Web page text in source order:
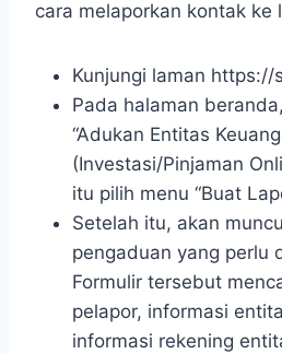
cara melaporkan kontak ke
Kunjungi laman https://
Pada halaman
“Adukan Entitas
(Investasi/Pinjaman
itu pilih menu “Buat
Setelah itu, akan
pengaduan yang perlu
Formulir tersebut
pelapor, informasi
informasi rekening